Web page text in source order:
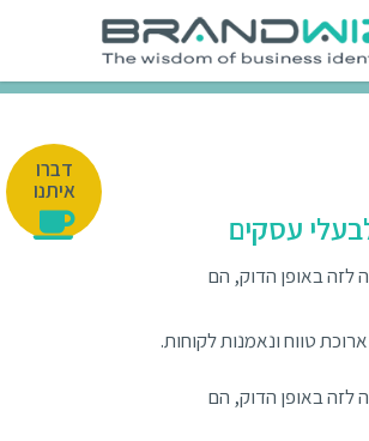
עסקים
לזה באופן הדוק, הם
טווח ונאמנות לקוחות.
לזה באופן הדוק, הם
דברו
איתנו